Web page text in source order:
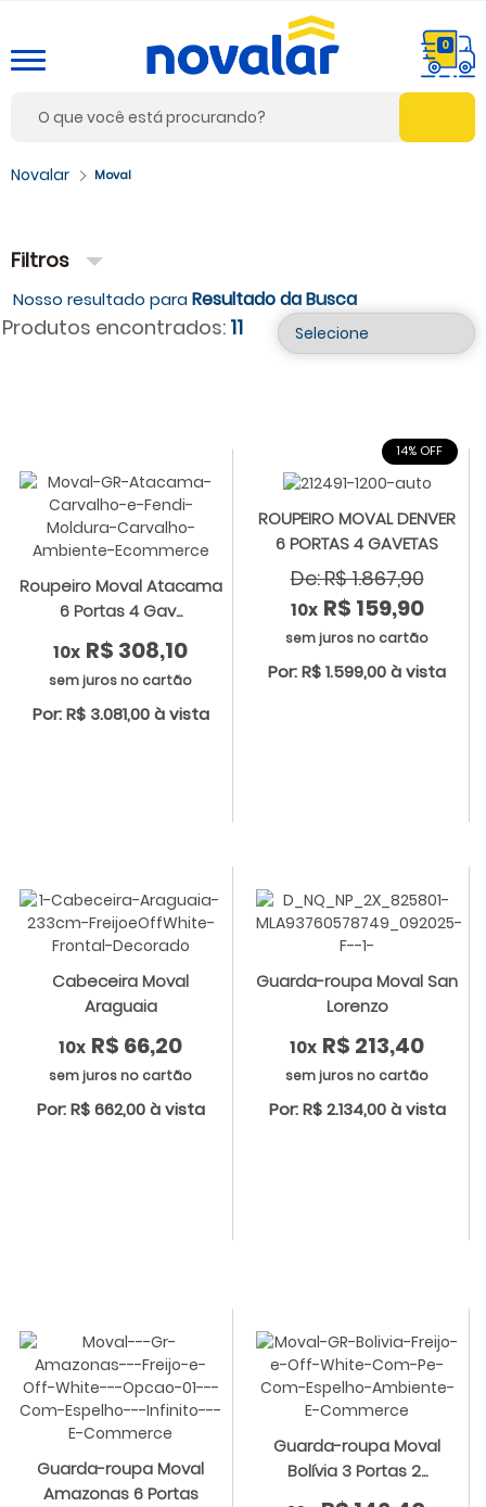
0
Moval
Filtros
Resultado da Busca
Produtos encontrados: 11
Roupeiro Moval Atacama
6 Portas 4 Gav...
10x R$ 308,10
sem juros no cartão
Por: R$ 3.081,00 à vista
14% OFF
ROUPEIRO MOVAL DENVER
6 PORTAS 4 GAVETAS
De: R$ 1.867,90
10x R$ 159,90
sem juros no cartão
Por: R$ 1.599,00 à vista
Cabeceira Moval
Araguaia
10x R$ 66,20
sem juros no cartão
Por: R$ 662,00 à vista
Guarda-roupa Moval San
Lorenzo
10x R$ 213,40
sem juros no cartão
Por: R$ 2.134,00 à vista
Guarda-roupa Moval
Amazonas 6 Portas
Guarda-roupa Moval
Bolívia 3 Portas 2...